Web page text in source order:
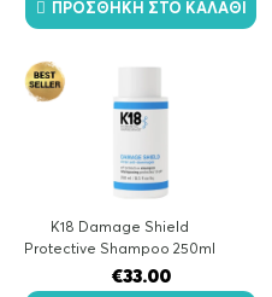
ΠΡΟΣΘΉΚΗ ΣΤΟ ΚΑΛΆΘΙ
K18 Damage Shield
Protective Shampoo 250ml
€33.00